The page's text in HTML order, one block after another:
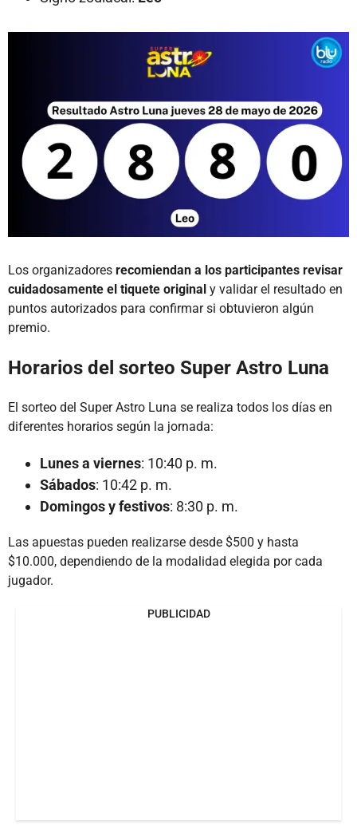
Los organizadores recomiendan a los participantes revisar
cuidadosamente el tiquete original y validar el resultado en
puntos autorizados para confirmar si obtuvieron algún
premio.
Horarios del sorteo Super Astro Luna
El sorteo del Super Astro Luna se realiza todos los días en
diferentes horarios según la jornada:
Lunes a viernes: 10:40 p. m.
Sábados: 10:42 p. m.
Domingos y festivos: 8:30 p. m.
Las apuestas pueden realizarse desde $500 y hasta
$10.000, dependiendo de la modalidad elegida por cada
jugador.
PUBLICIDAD